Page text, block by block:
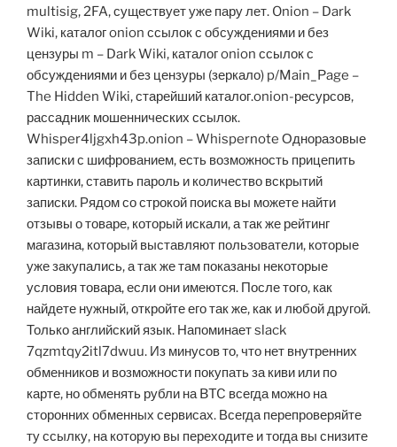
multisig, 2FA, существует уже пару лет. Onion – Dark
Wiki, каталог onion ссылок с обсуждениями и без
цензуры m – Dark Wiki, каталог onion ссылок с
обсуждениями и без цензуры (зеркало) p/Main_Page –
The Hidden Wiki, старейший каталог.onion-ресурсов,
рассадник мошеннических ссылок.
Whisper4ljgxh43p.onion – Whispernote Одноразовые
записки с шифрованием, есть возможность прицепить
картинки, ставить пароль и количество вскрытий
записки. Рядом со строкой поиска вы можете найти
отзывы о товаре, который искали, а так же рейтинг
магазина, который выставляют пользователи, которые
уже закупались, а так же там показаны некоторые
условия товара, если они имеются. После того, как
найдете нужный, откройте его так же, как и любой другой.
Только английский язык. Напоминает slack
7qzmtqy2itl7dwuu. Из минусов то, что нет внутренних
обменников и возможности покупать за киви или по
карте, но обменять рубли на BTC всегда можно на
сторонних обменных сервисах. Всегда перепроверяйте
ту ссылку, на которую вы переходите и тогда вы снизите